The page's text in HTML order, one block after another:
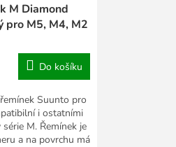
M Diamond
pro M5, M4, M2
Do košíku
Suunto pro
i ostatními
M. Řemínek je
a na povrchu má